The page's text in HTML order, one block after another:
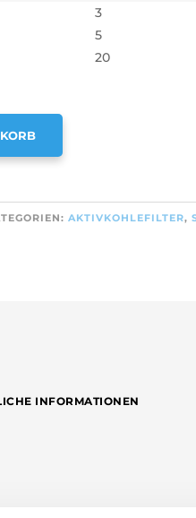
3
5
20
AKTIVKOHLEFILTER,
INFORMATIONEN